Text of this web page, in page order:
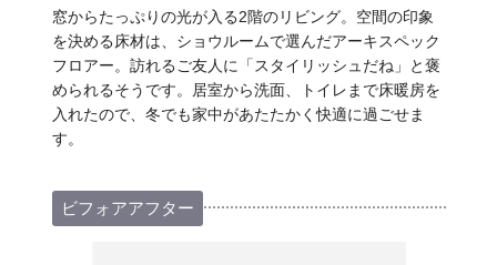
窓からたっぷりの光が入る2階のリビング。空間の印象
を決める床材は、ショウルームで選んだアーキスペック
フロアー。訪れるご友人に「スタイリッシュだね」と褒
められるそうです。居室から洗面、トイレまで床暖房を
入れたので、冬でも家中があたたかく快適に過ごせま
す。
ビフォアアフター